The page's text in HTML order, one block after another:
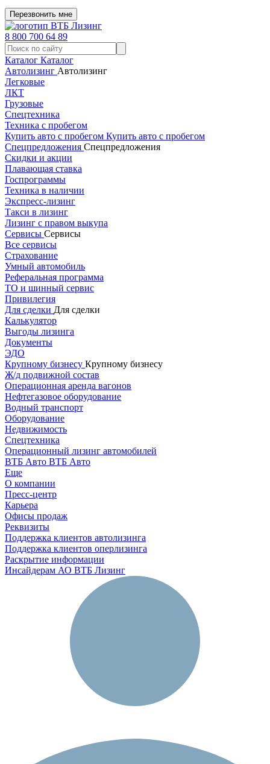
Перезвонить мне
8 800 700 64 89
Каталог Каталог
Автолизинг Автолизинг
Легковые
ЛКТ
Грузовые
Спецтехника
Техника с пробегом
Купить авто с пробегом Купить авто с пробегом
Спецпредложения Спецпредложения
Скидки и акции
Плавающая ставка
Госпрограммы
Техника в наличии
Экспресс-лизинг
Такси в лизинг
Лизинг с правом выкупа
Сервисы Сервисы
Все сервисы
Страхование
Умный автомобиль
Реферальная программа
ТО и шинный сервис
Привилегия
Для сделки Для сделки
Калькулятор
Выгоды лизинга
Документы
ЭДО
Крупному бизнесу Крупному бизнесу
Ж/д подвижной состав
Операционная аренда вагонов
Нефтегазовое оборудование
Водный транспорт
Оборудование
Недвижимость
Спецтехника
Операционный лизинг автомобилей
ВТБ Авто ВТБ Авто
Еще
О компании
Пресс-центр
Карьера
Офисы продаж
Реквизиты
Поддержка клиентов автолизинга
Поддержка клиентов оперлизинга
Раскрытие информации
Инсайдерам АО ВТБ Лизинг